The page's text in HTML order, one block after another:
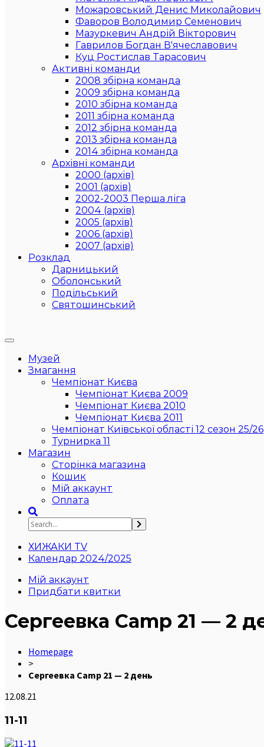
Можаровський Денис Миколайович
Фаворов Володимир Семенович
Мазуркевич Андрій Вікторович
Гаврилов Богдан В'ячеславович
Куц Ростислав Тарасович
Активні команди
2008 збірна команда
2009 збірна команда
2010 збірна команда
2011 збірна команда
2012 збірна команда
2013 збірна команда
2014 збірна команда
Архівні команди
2000 (архів)
2001 (архів)
2002-2003 Перша ліга
2004 (архів)
2005 (архів)
2006 (архів)
2007 (архів)
Розклад
Дарницький
Оболонський
Подільський
Святошинський
Музей
Змагання
Чемпіонат Києва
Чемпіонат Києва 2009
Чемпіонат Києва 2010
Чемпіонат Києва 2011
Чемпіонат Київської області 12 сезон 25/26
Турнирка 11
Магазин
Сторінка магазина
Кошик
Мій аккаунт
Оплата
ХИЖАКИ TV
Календар 2024/2025
Мій аккаунт
Придбати квитки
Сергеевка Camp 21 — 2
Homepage
>
Сергеевка Camp 21 — 2 день
12.08.21
11-11